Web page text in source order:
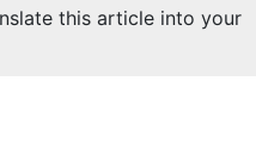
this article into your